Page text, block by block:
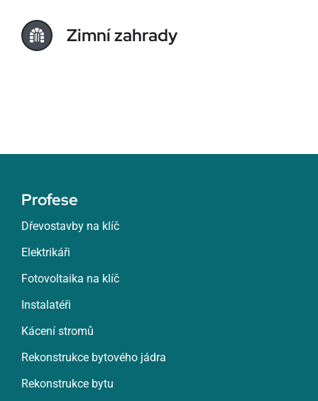
Zimní zahrady
Profese
Dřevostavby na klíč
Elektrikáři
Fotovoltaika na klíč
Instalatéři
Kácení stromů
Rekonstrukce bytového jádra
Rekonstrukce bytu